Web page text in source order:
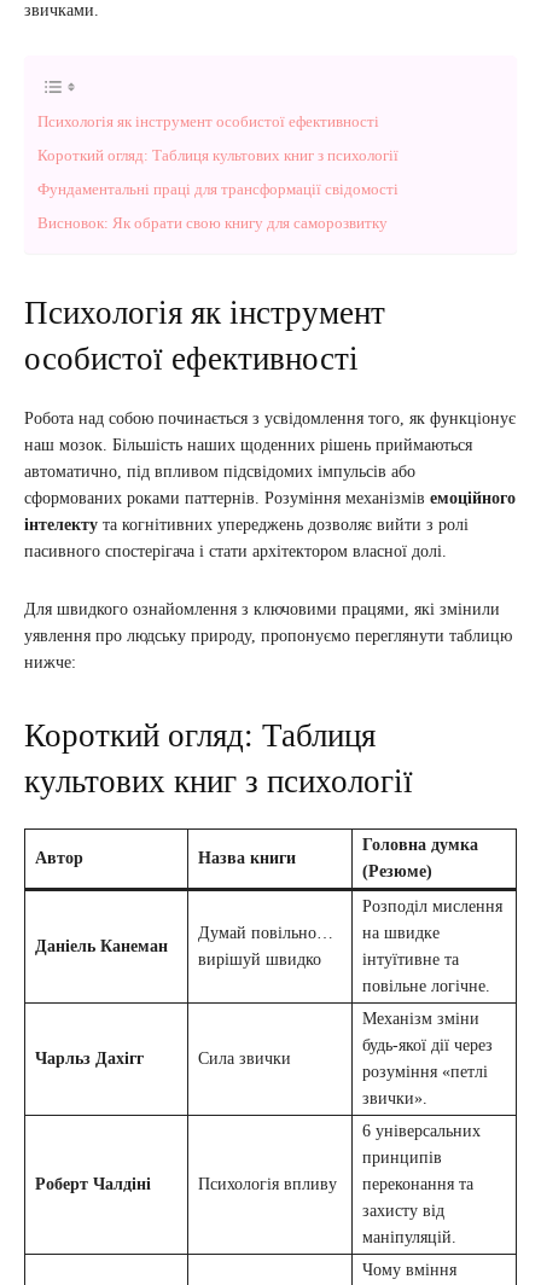
звичками.
Психологія як інструмент особистої ефективності
Короткий огляд: Таблиця культових книг з психології
Фундаментальні праці для трансформації свідомості
Висновок: Як обрати свою книгу для саморозвитку
Психологія як інструмент
особистої ефективності
Робота над собою починається з усвідомлення того, як функціонує
наш мозок. Більшість наших щоденних рішень приймаються
автоматично, під впливом підсвідомих імпульсів або
сформованих роками паттернів. Розуміння механізмів емоційного
інтелекту та когнітивних упереджень дозволяє вийти з ролі
пасивного спостерігача і стати архітектором власної долі.
Для швидкого ознайомлення з ключовими працями, які змінили
уявлення про людську природу, пропонуємо переглянути таблицю
нижче:
Короткий огляд: Таблиця
культових книг з психології
Автор Назва книги
Головна думка
(Резюме)
Даніель Канеман
Думай повільно…
вирішуй швидко
Розподіл мислення
на швидке
інтуїтивне та
повільне логічне.
Чарльз Дахігг Сила звички
Механізм зміни
будь-якої дії через
розуміння «петлі
звички».
Роберт Чалдіні Психологія впливу
6 універсальних
принципів
переконання та
захисту від
маніпуляцій.
Чому вміння